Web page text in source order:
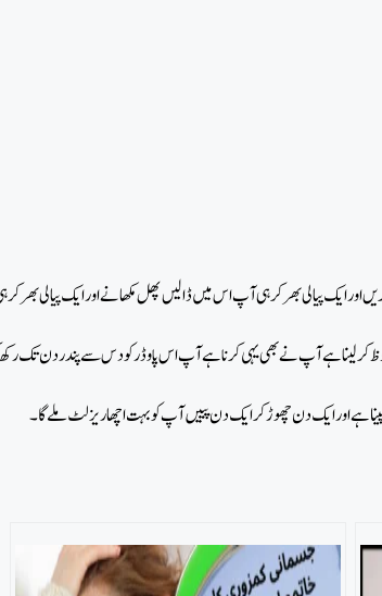
ایک پیالی بھر کر ہی آپ اس میں ڈالیں پھل مکھانے اور ایک پیالی بھر کر
کر لینا ہے آپ نے بھی یہی کرنا ہے آپ اس پاوڈر کو دس سے پندر دن تک
ہے اور ایک دن چھوڑ کر ایک دن پییں آپ کو بہت اچھا ریزلٹ ملے گا۔